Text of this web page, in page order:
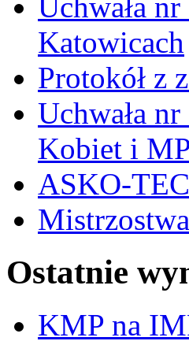
Katowicach
Protokół z
Uchwała
Kobiet i
ASKO-
Ostatnie
KMP na